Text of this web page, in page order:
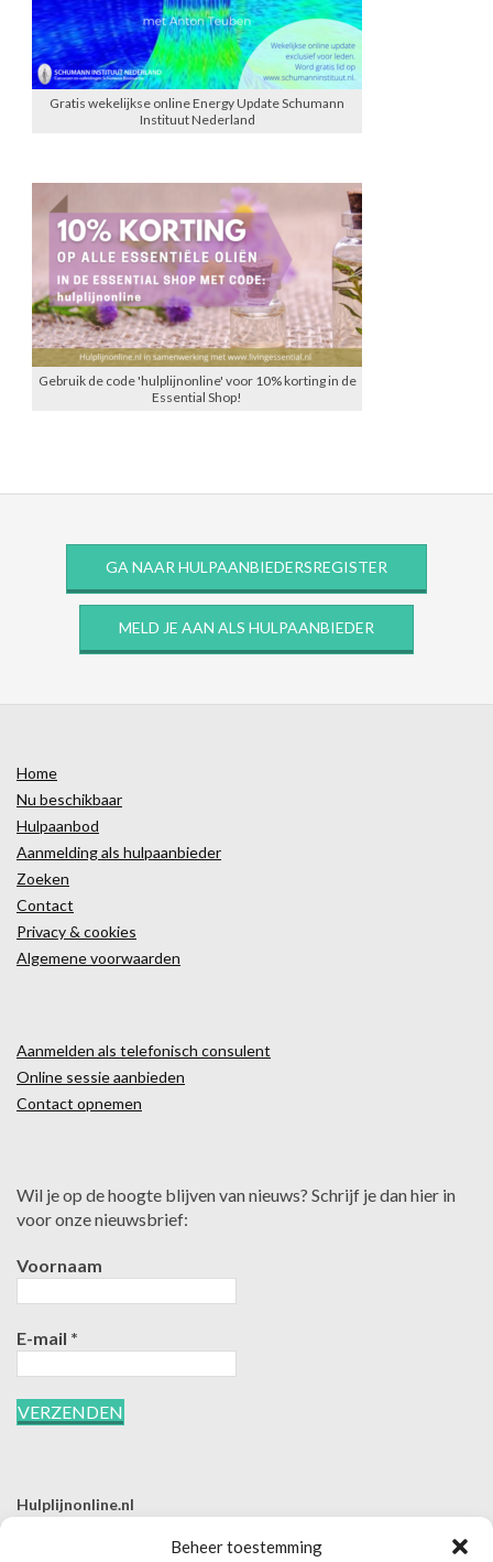
Beheer toestemming
Gratis wekelijkse online Energy Update Schumann
Instituut Nederland
Gebruik de code 'hulplijnonline' voor 10% korting in de
Essential Shop!
GA NAAR HULPAANBIEDERSREGISTER
MELD JE AAN ALS HULPAANBIEDER
Home
Nu beschikbaar
Hulpaanbod
Aanmelding als hulpaanbieder
Zoeken
Contact
Privacy & cookies
Algemene voorwaarden
Aanmelden als telefonisch consulent
Online sessie aanbieden
Contact opnemen
Wil je op de hoogte blijven van nieuws? Schrijf je dan hier in
voor onze nieuwsbrief:
Voornaam
E-mail *
Hulplijnonline.nl
E | info@hulplijnonline.nl